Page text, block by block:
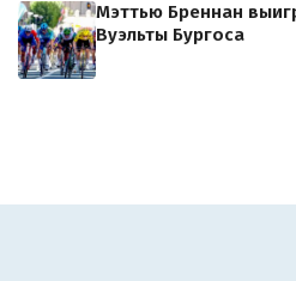
Мэттью Бреннан
Вуэльты Бургоса